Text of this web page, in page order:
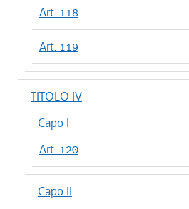
Art. 118
Art. 119
TITOLO IV
Capo I
Art. 120
Capo II